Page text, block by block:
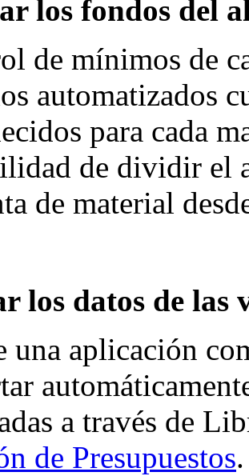
los fondos del
de mínimos de
automatizados
para cada
de dividir el
de material
los datos de las
una aplicación
a través de
de Presupuestos.